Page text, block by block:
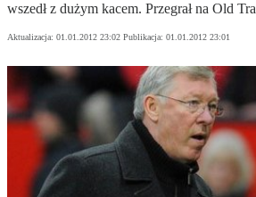
wszedł z dużym kacem. Przegrał na Old
Aktualizacja: 01.01.2012 23:02 Publikacja: 01.01.2012 23:01